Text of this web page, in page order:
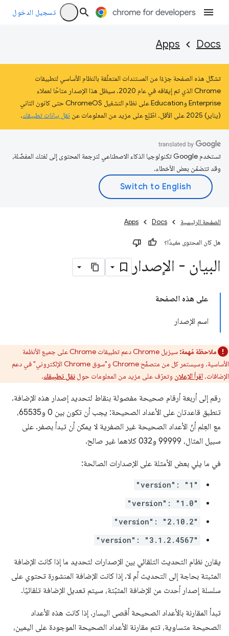
تسجيل الدخول
Docs
Apps
تشكّل هذه الصفحة جزءًا من المستندات المتعلّقة بالنظام الأساسي لتطبيقات
Chrome الذي تم إيقافه في عام 2020. سيظل هذا الإصدار متاحًا لعملاء
Enterprise وEducation على نظام التشغيل ChromeOS حتى كانون الثاني
(يناير) 2025 على الأقل. اطّلِع على مزيد من المعلومات عن
نقل بيانات تطبيقك.
تستخدم Google تكنولوجيا الذكاء الاصطناعي لترجمة المحتوى إلى لغتك المفضّلة،
وقد تتضمّن بعض الأخطاء.
الصفحة الرئيسية Docs
Apps
هل كان المحتوى مفيدًا؟
البيان - الإصدار
على هذه الصفحة
اسم الإصدار
ملاحظة مُهمة:
سيزيل Chrome دعم تطبيقات Chrome على جميع الأنظمة
الأساسية. وسيستمر كل من متصفّح Chrome و"سوق Chrome الإلكتروني" في دعم
الإضافات. اقرأ الإعلان وتعرّف على مزيد من المعلومات حول نقل تطبيقك.
رقم إلى أربعة أرقام صحيحة مفصولة بنقاط لتحديد إصدار هذه الإضافة.
تنطبق قاعدتان على الأعداد الصحيحة: يجب أن تكون بين 0 و65535،
مع العِلم أنّ الأعداد الصحيحة غير الصفرية لا يمكن أن تبدأ بصفر. على
سبيل المثال، 99999 و032 كلاهما غير صالح.
في ما يلي بعض الأمثلة على الإصدارات الصالحة:
"version": "1"
"version": "1.0"
"version": "2.10.2"
"version": "3.1.2.4567"
يقارن نظام التحديث التلقائي بين الإصدارات لتحديد ما إذا كانت الإضافة
المثبتة بحاجة إلى التحديث أم لا. إذا كانت الإضافة المنشورة تحتوي على
سلسلة إصدار أحدث من الإضافة المثبّتة، سيتم تعديل الإضافة تلقائيًا.
تبدأ المقارنة بالأعداد الصحيحة أقصى اليسار. إذا كانت هذه الأعداد
الصحيحة متساوية، تتم مقارنة الأعداد الصحيحة الموجودة على اليمين،